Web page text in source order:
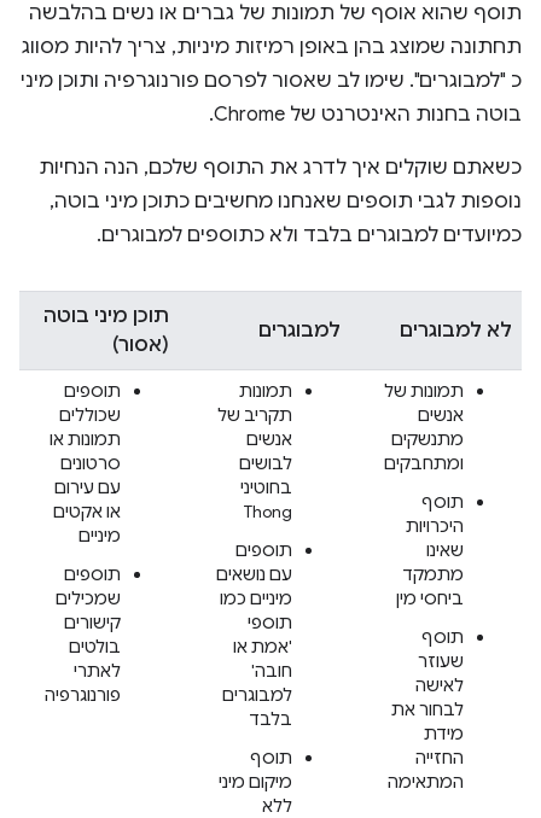
תוסף שהוא אוסף של תמונות של גברים או נשים בהלבשה
תחתונה שמוצג בהן באופן רמיזות מיניות, צריך להיות מסווג
כ "למבוגרים". שימו לב שאסור לפרסם פורנוגרפיה ותוכן מיני
בוטה בחנות האינטרנט של Chrome.
כשאתם שוקלים איך לדרג את התוסף שלכם, הנה הנחיות
נוספות לגבי תוספים שאנחנו מחשיבים כתוכן מיני בוטה,
כמיועדים למבוגרים בלבד ולא כתוספים למבוגרים.
לא למבוגרים למבוגרים
תוכן מיני בוטה
(אסור)
תמונות של
אנשים
מתנשקים
ומתחבקים
תוסף
היכרויות
שאינו
מתמקד
ביחסי מין
תוסף
שעוזר
לאישה
לבחור את
מידת
החזייה
המתאימה
תמונות
תקריב של
אנשים
לבושים
בחוטיני
Thong
תוספים
עם נושאים
מיניים כמו
תוספי
'אמת או
חובה'
למבוגרים
בלבד
תוסף
מיקום מיני
ללא
תוספים
שכוללים
תמונות או
סרטונים
עם עירום
או אקטים
מיניים
תוספים
שמכילים
קישורים
בולטים
לאתרי
פורנוגרפיה